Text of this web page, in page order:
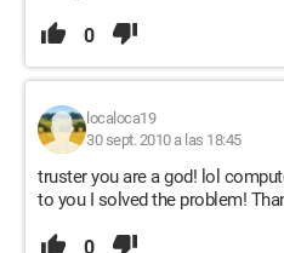
0
localoca19
30 sept. 2010 a las 18:45
truster you are a god! lol
to you I solved the problem!
0